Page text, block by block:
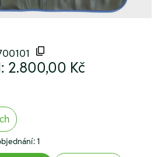
2.800,00 Kč
1